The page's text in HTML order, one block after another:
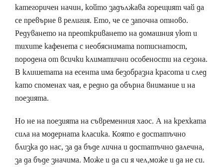
категоричен начин, който задължава горещият чай да
се превърне в религия. Ето, че се започна отново.
Редуването на преоткриването на домашния уют и
тихите кафенета с необяснимата потиснатост,
породена от всички климатични особености на сезона.
В клишетата на есента има безобразна красота и след
като споменах чая, е редно да обърна внимание и на
поезията.
Но не на поезията на съвременния хаос. А на крехката
сила на модерната класика. Която е достатъчно
близка до нас, за да бъде лична и достатъчно далечна,
за да бъде значима. Може и да си я чел,може и да не си.